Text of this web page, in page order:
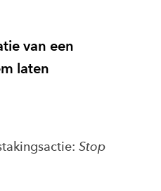
van een
laten
Stop